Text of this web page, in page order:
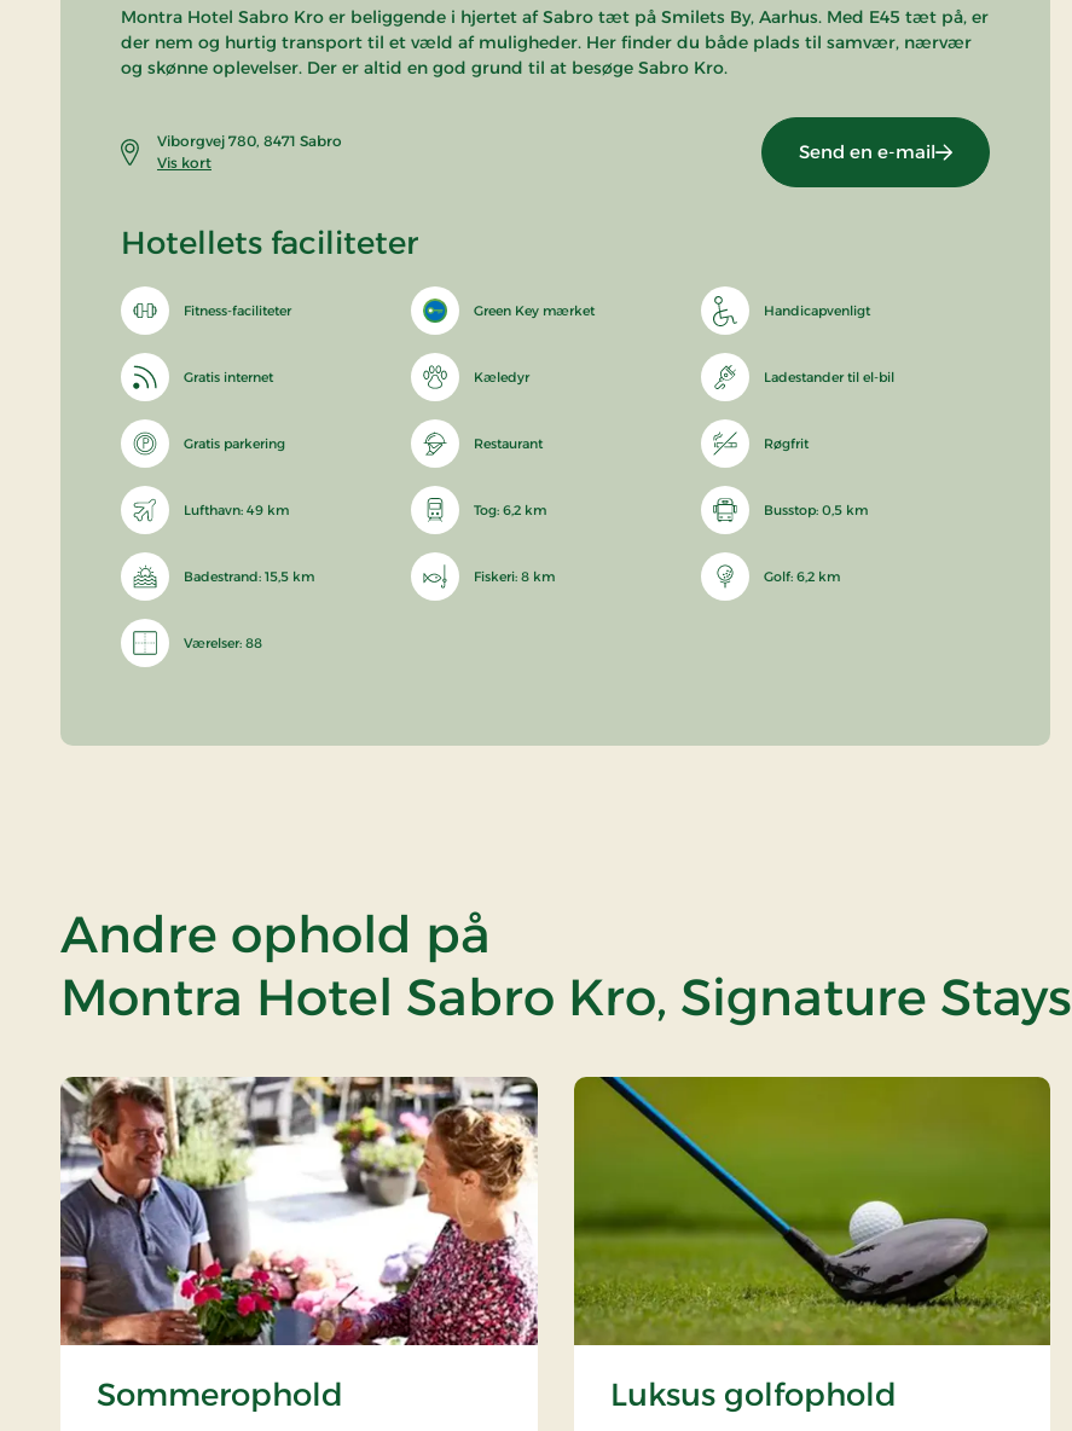
Montra Hotel Sabro Kro er beliggende i hjertet af Sabro tæt på Smilets By, Aarhus. Med E45 tæt på, er
der nem og hurtig transport til et væld af muligheder. Her finder du både plads til samvær, nærvær
og skønne oplevelser. Der er altid en god grund til at besøge Sabro Kro.
Viborgvej 780, 8471 Sabro
Vis kort
Send en e-mail
Hotellets faciliteter
Fitness-faciliteter Green Key mærket Handicapvenligt
Gratis internet Kæledyr Ladestander til el-bil
Gratis parkering Restaurant Røgfrit
Lufthavn: 49 km Tog: 6,2 km Busstop: 0,5 km
Badestrand: 15,5 km Fiskeri: 8 km Golf: 6,2 km
Værelser: 88
Andre ophold på
Montra Hotel Sabro Kro, Signature Stays
Sommerophold Luksus golfophold